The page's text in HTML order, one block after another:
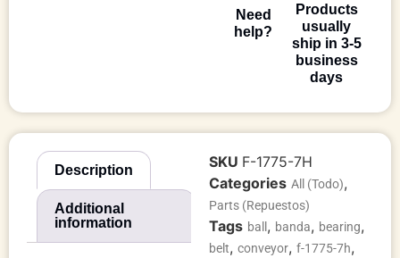
Need
help?
Products
usually
ship in 3-5
business
days
Description
Additional
information
SKU F-1775-7H
Categories All (Todo),
Parts (Repuestos)
Tags ball , banda, bearing,
belt, conveyor, f-1775-7h,